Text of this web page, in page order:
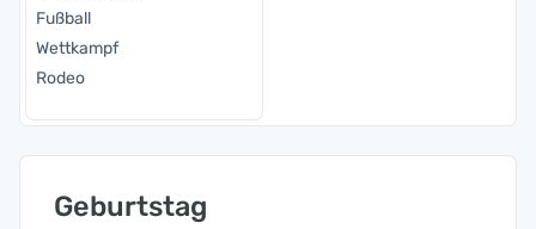
Fußball
Wettkampf
Rodeo
Geburtstag